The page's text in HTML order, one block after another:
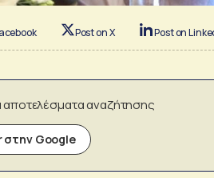
Post on X Post on
αναζήτησης
Google